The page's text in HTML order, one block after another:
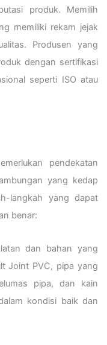
produk. Memilih
memiliki rekam jejak
Produsen yang
dengan sertifikasi
seperti ISO atau
pendekatan
yang kedap
langkah yang dapat
benar:
dan bahan yang
Joint PVC, pipa yang
pipa, dan kain
kondisi baik dan